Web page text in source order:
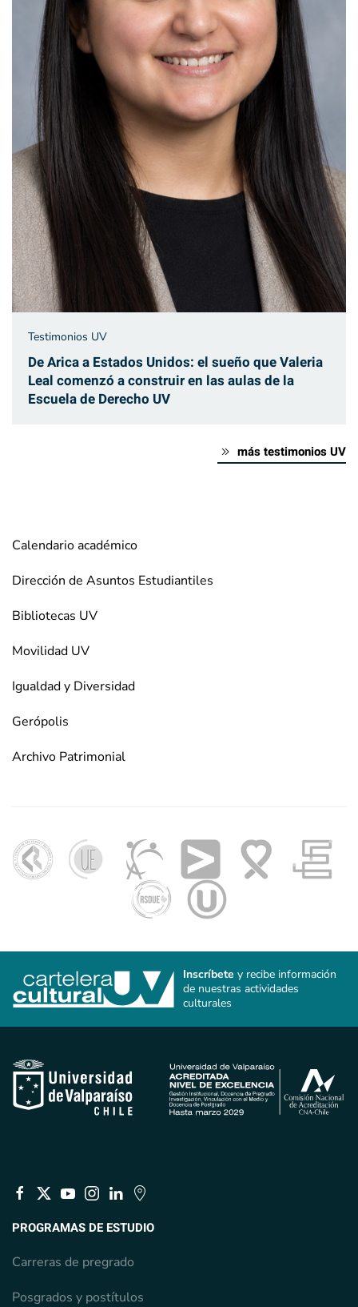
Testimonios UV
De Arica a Estados Unidos: el sueño que Valeria
Leal comenzó a construir en las aulas de la
Escuela de Derecho UV
más testimonios UV
Calendario académico
Dirección de Asuntos Estudiantiles
Bibliotecas UV
Movilidad UV
Igualdad y Diversidad
Gerópolis
Archivo Patrimonial
Inscríbete y recibe información
de nuestras actividades
culturales
PROGRAMAS DE ESTUDIO
Carreras de pregrado
Posgrados y postítulos